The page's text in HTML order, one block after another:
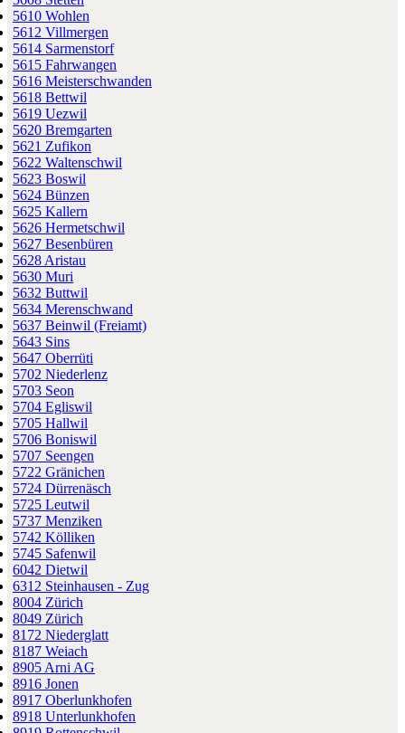
5610 Wohlen
5612 Villmergen
5614 Sarmenstorf
5615 Fahrwangen
5616 Meisterschwanden
5618 Bettwil
5619 Uezwil
5620 Bremgarten
5621 Zufikon
5622 Waltenschwil
5623 Boswil
5624 Bünzen
5625 Kallern
5626 Hermetschwil
5627 Besenbüren
5628 Aristau
5630 Muri
5632 Buttwil
5634 Merenschwand
5637 Beinwil (Freiamt)
5643 Sins
5647 Oberrüti
5702 Niederlenz
5703 Seon
5704 Egliswil
5705 Hallwil
5706 Boniswil
5707 Seengen
5722 Gränichen
5724 Dürrenäsch
5725 Leutwil
5737 Menziken
5742 Kölliken
5745 Safenwil
6042 Dietwil
6312 Steinhausen - Zug
8004 Zürich
8049 Zürich
8172 Niederglatt
8187 Weiach
8905 Arni AG
8916 Jonen
8917 Oberlunkhofen
8918 Unterlunkhofen